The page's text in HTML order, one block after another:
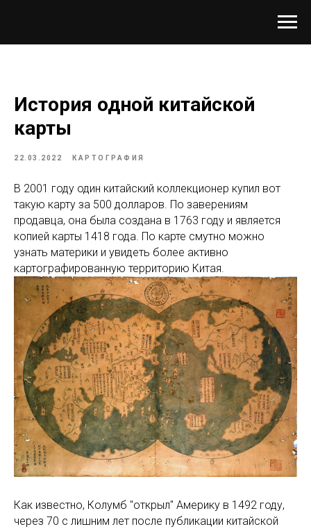
История одной китайской
карты
22.03.2022 КАРТОГРАФИЯ
В 2001 году один китайский коллекционер купил вот
такую карту за 500 долларов. По заверениям
продавца, она была создана в 1763 году и является
копией карты 1418 года. По карте смутно можно
узнать материки и увидеть более активно
картографированную территорию Китая.
Как известно, Колумб "открыл" Америку в 1492 году,
через 70 с лишним лет после публикации китайской